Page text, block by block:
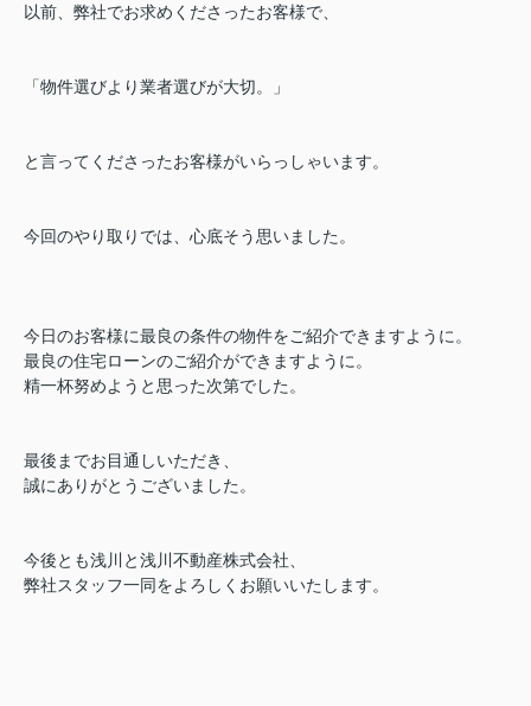
以前、弊社でお求めくださったお客様で、
「物件選びより業者選びが大切。」
と言ってくださったお客様がいらっしゃいます。
今回のやり取りでは、心底そう思いました。
今日のお客様に最良の条件の物件をご紹介できますように。
最良の住宅ローンのご紹介ができますように。
精一杯努めようと思った次第でした。
最後までお目通しいただき、
誠にありがとうございました。
今後とも浅川と浅川不動産株式会社、
弊社スタッフ一同をよろしくお願いいたします。